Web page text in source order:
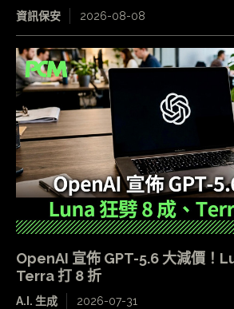
資訊保安 2026-08-08
OpenAI 宣佈 GPT-5.6 大減價！
Terra 打 8 折
A.I. 生成 2026-07-31